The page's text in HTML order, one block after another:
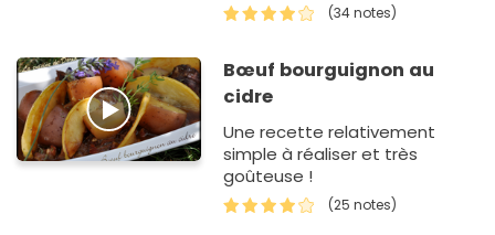
(34 notes)
Bœuf bourguignon au
cidre
Une recette relativement
simple à réaliser et très
goûteuse !
(25 notes)